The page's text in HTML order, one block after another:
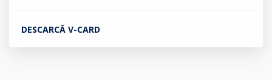
DESCARCĂ V-CARD